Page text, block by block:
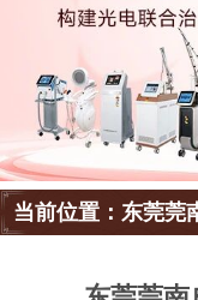
当前位置：东莞莞